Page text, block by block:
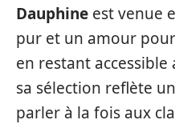
Dauphine est venue
pur et un amour
en restant
sa sélection reflète
parler à la fois aux